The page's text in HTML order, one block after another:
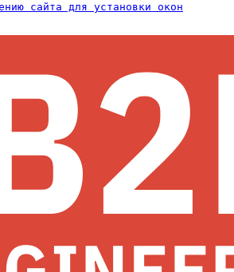
сайта для установки окон